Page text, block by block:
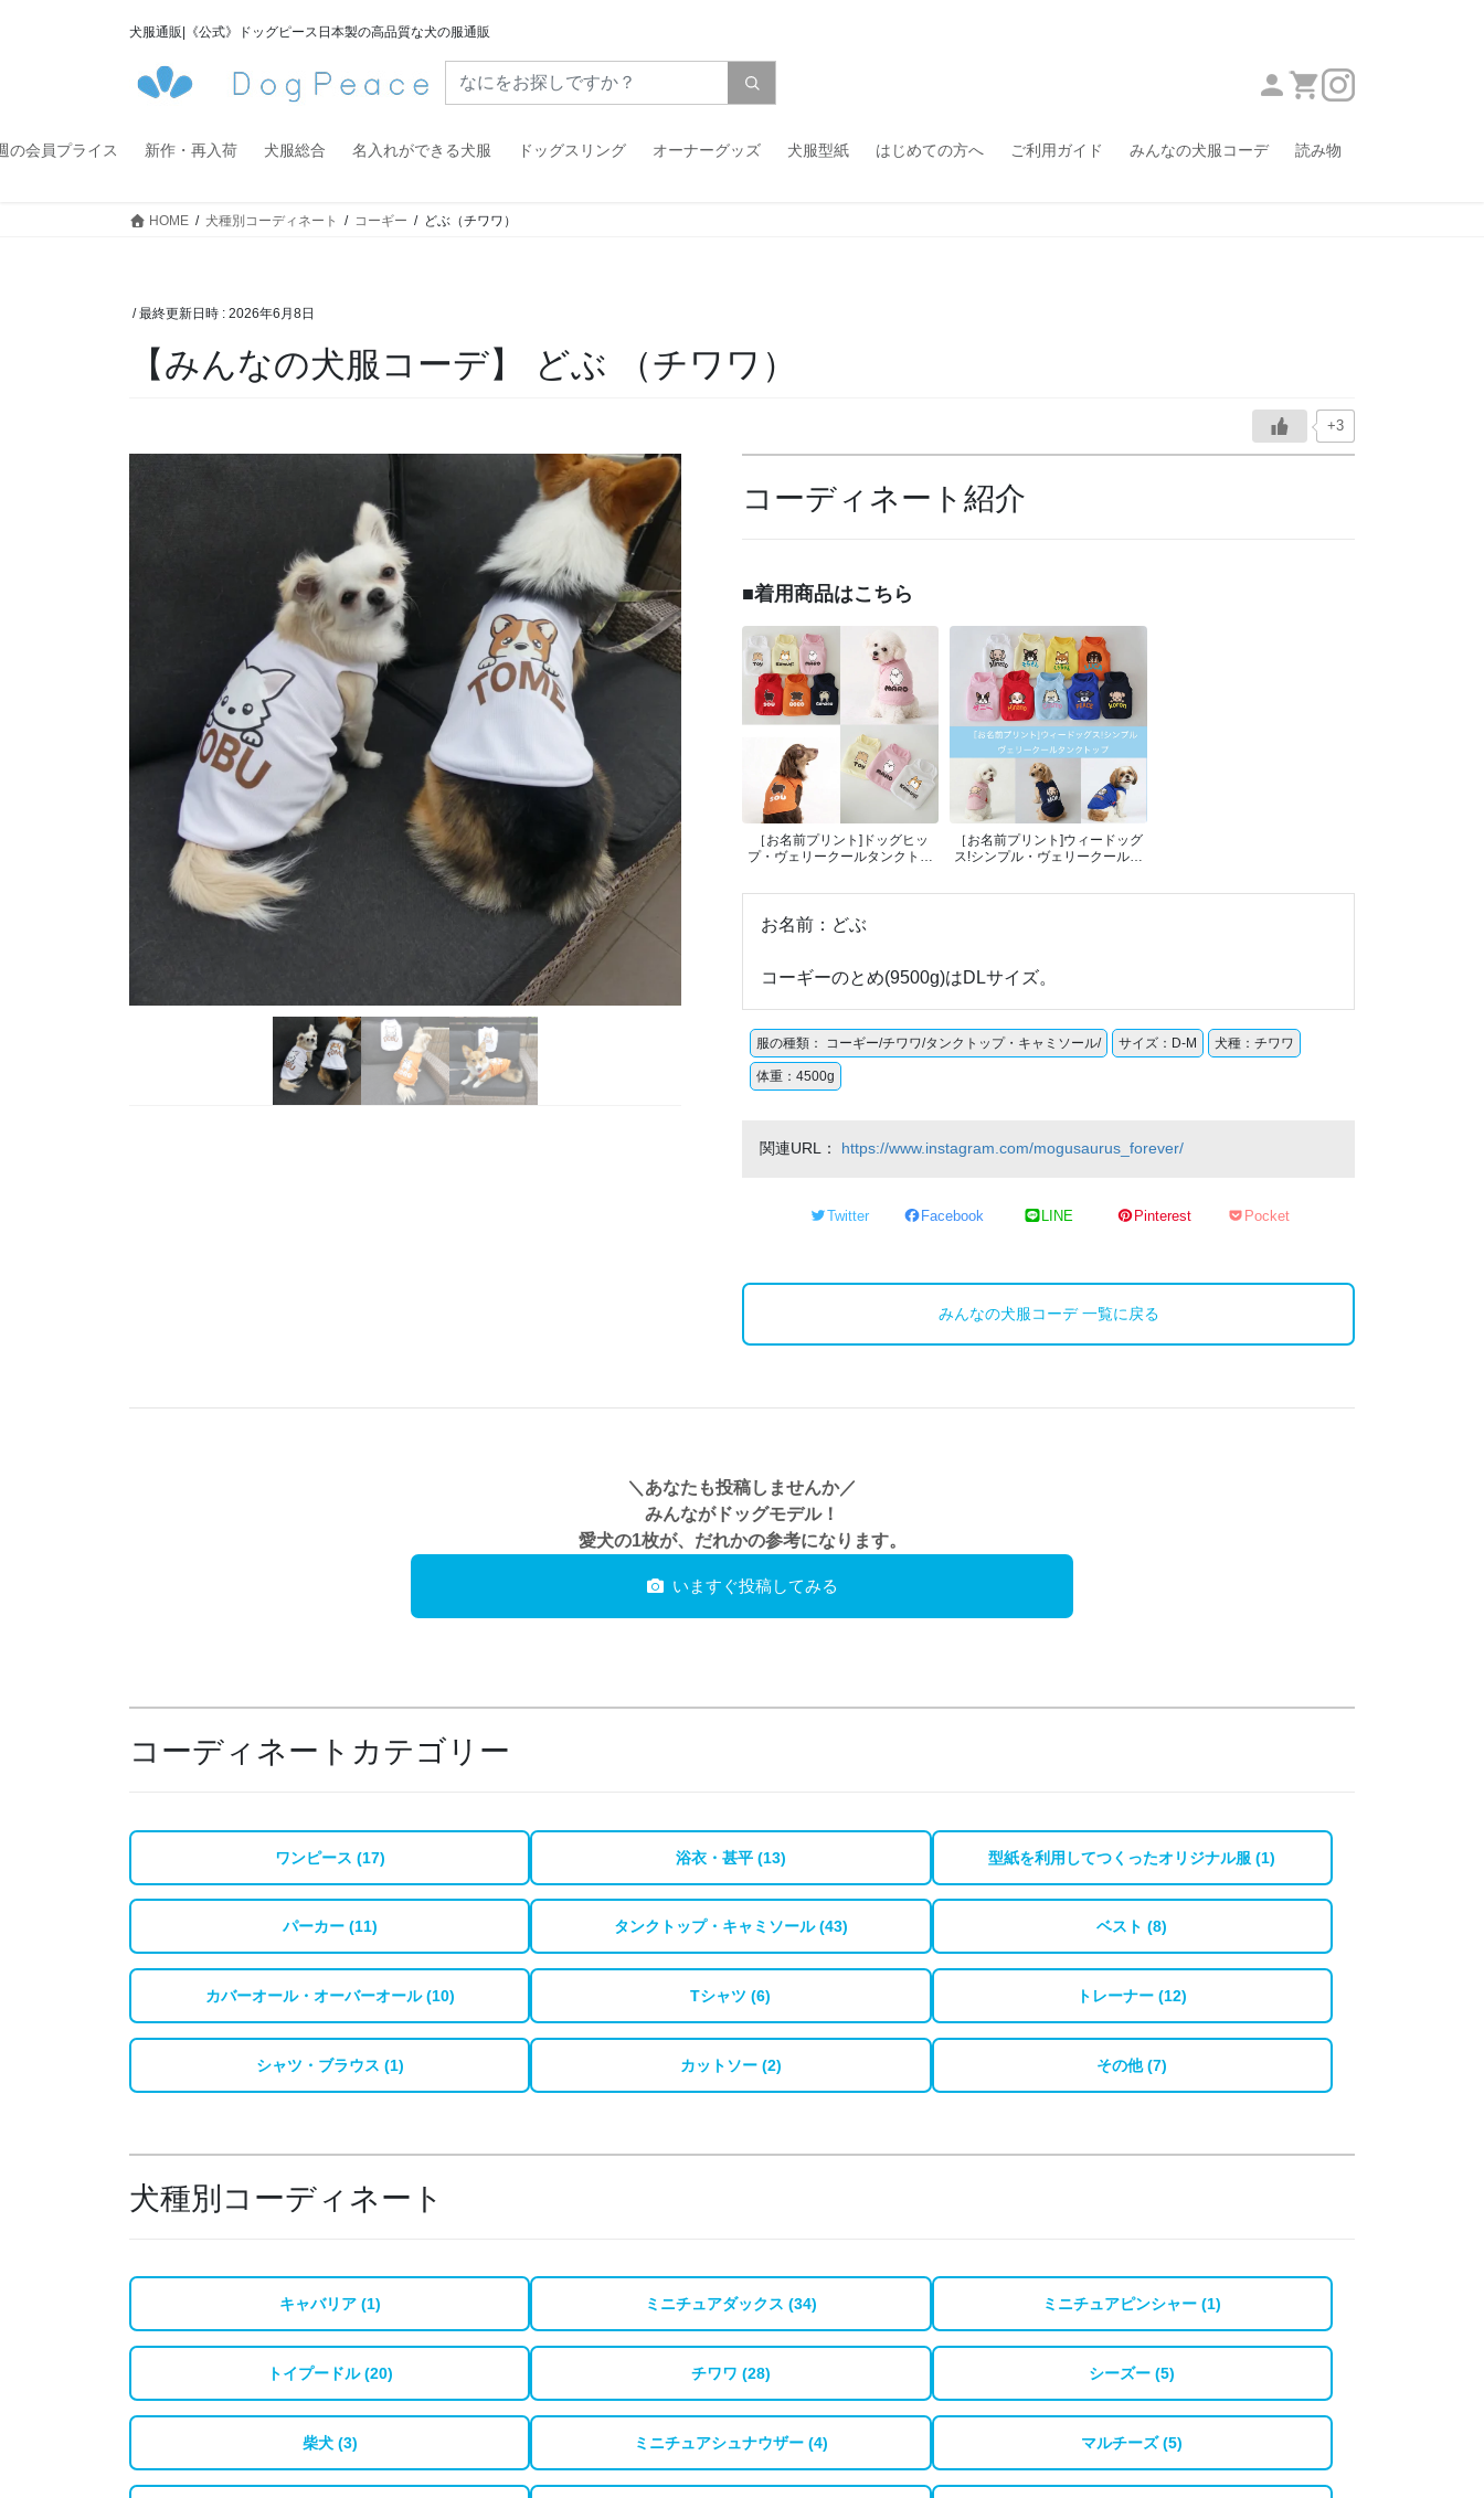
へ
ョ
犬服通販|《公式》ドッグピース日本製の高品質な犬の服通販
の会員プライス 新作・再入荷 犬服総合 名入れができる犬服 ドッグスリング オーナーグッズ 犬服型紙 はじめての方へ ご利用ガイド みんなの犬服コーデ 読み物
HOME 犬種別コーディネート コーギー どぶ（チワワ）
/ 最終更新日時 : 2026年6月8日
【みんなの犬服コーデ】 どぶ （チワワ）
+3
コーディネート紹介
■着用商品はこちら
［お名前プリント]ドッグヒッ
プ・ヴェリークールタンクトッ
［お名前プリント]ウィードッグ
ス!シンプル・ヴェリークールタ
お名前：どぶ
コーギーのとめ(9500g)はDLサイズ。
服の種類： コーギー/チワワ/タンクトップ・キャミソール/ サイズ：D-M 犬種：チワワ
体重：4500g
関連URL： https://www.instagram.com/mogusaurus_forever/
Twitter Facebook LINE Pinterest Pocket
みんなの犬服コーデ 一覧に戻る
＼あなたも投稿しませんか／
みんながドッグモデル！
愛犬の1枚が、だれかの参考になります。
いますぐ投稿してみる
コーディネートカテゴリー
ワンピース (17) 浴衣・甚平 (13) 型紙を利用してつくったオリジナル服 (1)
パーカー (11) タンクトップ・キャミソール (43) ベスト (8)
カバーオール・オーバーオール (10) Tシャツ (6) トレーナー (12)
シャツ・ブラウス (1) カットソー (2) その他 (7)
犬種別コーディネート
キャバリア (1) ミニチュアダックス (34) ミニチュアピンシャー (1)
トイプードル (20) チワワ (28) シーズー (5)
柴犬 (3) ミニチュアシュナウザー (4) マルチーズ (5)